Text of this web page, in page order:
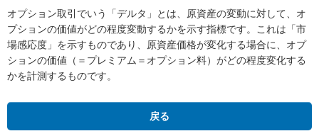
オプション取引でいう「デルタ」とは、原資産の変動に対して、オ
プションの価値がどの程度変動するかを示す指標です。これは「市
場感応度」を示すものであり、原資産価格が変化する場合に、オプ
ションの価値（＝プレミアム＝オプション料）がどの程度変化する
かを計測するものです。
戻る